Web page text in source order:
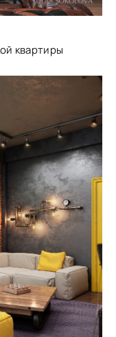
квартиры